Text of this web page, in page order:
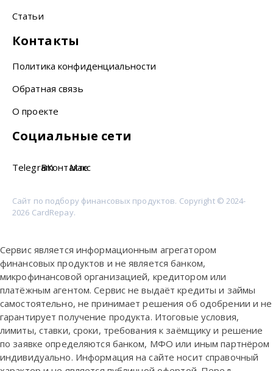
Статьи
Контакты
Политика конфиденциальности
Обратная связь
О проекте
Социальные сети
TelegramВКонтакте
Макс
Сайт по подбору финансовых продуктов. Copyright © 2024-
2026 CardRepay.
Сервис является информационным агрегатором
финансовых продуктов и не является банком,
микрофинансовой организацией, кредитором или
платёжным агентом. Сервис не выдаёт кредиты и займы
самостоятельно, не принимает решения об одобрении и не
гарантирует получение продукта. Итоговые условия,
лимиты, ставки, сроки, требования к заёмщику и решение
по заявке определяются банком, МФО или иным партнёром
индивидуально. Информация на сайте носит справочный